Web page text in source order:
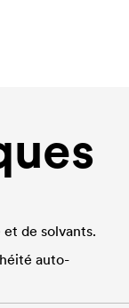
de solvants.
auto-